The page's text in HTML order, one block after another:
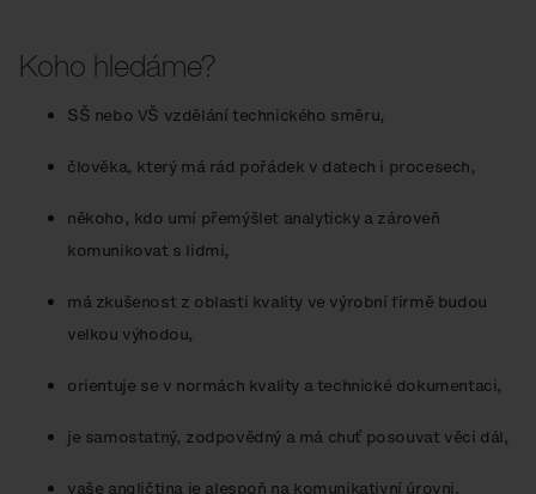
Koho hledáme?
SŠ nebo VŠ vzdělání technického směru,
člověka, který má rád pořádek v datech i procesech,
někoho, kdo umí přemýšlet analyticky a zároveň
komunikovat s lidmi,
má zkušenost z oblasti kvality ve výrobní firmě budou
velkou výhodou,
orientuje se v normách kvality a technické dokumentaci,
je samostatný, zodpovědný a má chuť posouvat věci dál,
vaše angličtina je alespoň na komunikativní úrovni.